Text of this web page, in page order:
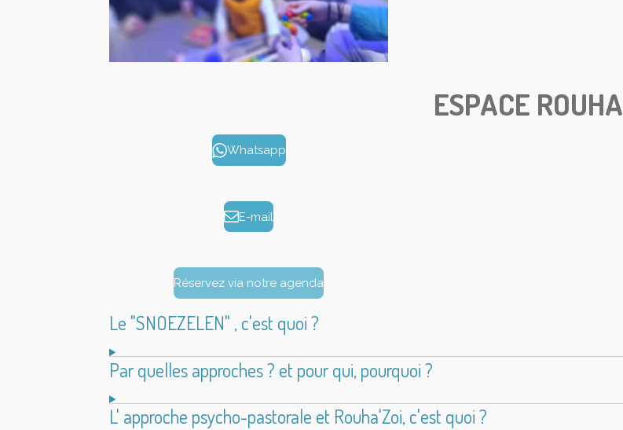
ESPACE ROUHA
Whatsapp
E-mail
Réservez via notre agenda
Le "SNOEZELEN" , c'est quoi ?
Par quelles approches ? et pour qui, pourquoi ?
L' approche psycho-pastorale et Rouha'Zoi, c'est quoi ?